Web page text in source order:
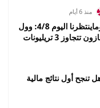
منذ 6 أيام
ملخص الأسواق: ماحدث بالأمس وماينتظرنا اليوم 4/8: وول
ستريت تحلق لمستوى قياسي.. أمازون تتجاوز 3 تريليونات
أول نتائج مالية